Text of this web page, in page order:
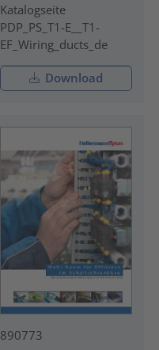
Katalogseite
PDP_PS_T1-E__T1-
EF_Wiring_ducts_de
Download
890773